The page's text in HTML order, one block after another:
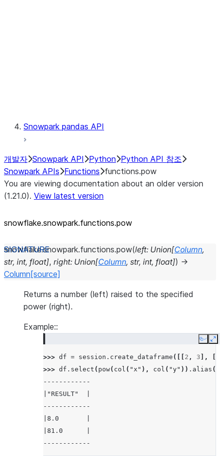
Snowpark pandas API
개발자 Snowpark API Python Python API 참조
Snowpark APIs Functions functions.pow
You are viewing documentation about an older version
(1.21.0). View latest version
snowflake.snowpark.functions.pow
snowflake.snowpark.functions.pow(left: Union[Column,
str, int, float], right: Union[Column, str, int, float]) →
Column [source]
Returns a number (left) raised to the specified
power (right).
Example::
Copy
>>> df = session . create_dataframe ([[ 2 , 3 ],
>>> df . select ( pow( col ( "x" ), col ( "y" )) . alias (
------------
|"RESULT"  |
------------
|8.0       |
|81.0      |
------------